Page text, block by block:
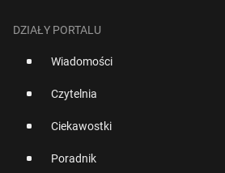
DZIAŁY PORTALU
Wiadomości
Czytelnia
Ciekawostki
Poradnik